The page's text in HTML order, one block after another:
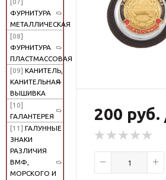
[07]
ФУРНИТУРА
МЕТАЛЛИЧЕСКАЯ
[08]
ФУРНИТУРА
ПЛАСТМАССОВАЯ
[09] КАНИТЕЛЬ,
КАНИТЕЛЬНАЯ
ВЫШИВКА
[10]
ГАЛАНТЕРЕЯ
[11] ГАЛУННЫЕ
ЗНАКИ
РАЗЛИЧИЯ
ВМФ,
МОРСКОГО И
200